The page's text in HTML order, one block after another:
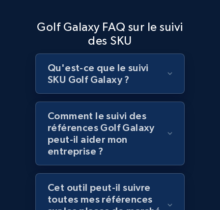
Lazada - Products
URL, Title, Rating, Reviews, Initial price, Final
price, Currency, Stock, and more.
991+ 164+
Lazada - Products - Discover products by
keyword
URL, Title, Rating, Reviews, Initial price, Final
price, Currency, Stock, and more.
991+ 164+ Commencer
Golf Galaxy FAQ sur le suivi
des SKU
Qu'est-ce que le suivi
SKU Golf Galaxy ?
Comment le suivi des
références Golf Galaxy
peut-il aider mon
entreprise ?
Cet outil peut-il suivre
toutes mes références